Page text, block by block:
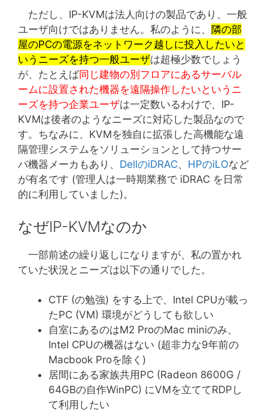
ただし、IP-KVMは法人向けの製品であり、一般
ユーザ向けではありません。私のように、 隣の部
屋のPCの電源をネットワーク越しに投入したいと
いうニーズを持つ一般ユーザは超極少数でしょう
が、たとえば同じ建物の別フロアにあるサーバル
ームに設置された機器を遠隔操作したいというニ
ーズを持つ企業ユーザは一定数いるわけで、IP-
KVMは後者のようなニーズに対応した製品なので
す。ちなみに、KVMを独自に拡張した高機能な遠
隔管理システムをソリューションとして持つサー
バ機器メーカもあり、 DellのiDRAC、 HPのiLOなど
が有名です (管理人は一時期業務で iDRAC を日常
的に利用していました)。
なぜIP-KVMなのか
一部前述の繰り返しになりますが、私の置かれ
ていた状況とニーズは以下の通りでした。
CTF (の勉強) をする上で、Intel CPUが載っ
たPC (VM) 環境がどうしても欲しい
自室にあるのはM2 ProのMac miniのみ、
Intel CPUの機器はない (超非力な9年前の
Macbook Proを除く)
居間にある家族共用PC (Radeon 8600G /
64GBの自作WinPC) にVMを立ててRDPし
て利用したい